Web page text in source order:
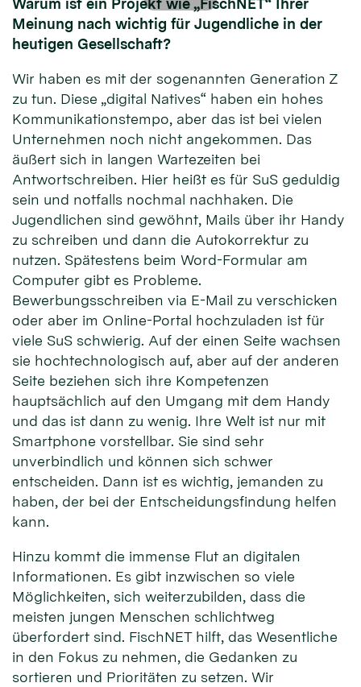
Warum ist ein Projekt wie „FischNET“ Ihrer
Meinung nach wichtig für Jugendliche in der
heutigen Gesellschaft?
Wir haben es mit der sogenannten Generation Z
zu tun. Diese „digital Natives“ haben ein hohes
Kommunikationstempo, aber das ist bei vielen
Unternehmen noch nicht angekommen. Das
äußert sich in langen Wartezeiten bei
Antwortschreiben. Hier heißt es für SuS geduldig
sein und notfalls nochmal nachhaken. Die
Jugendlichen sind gewöhnt, Mails über ihr Handy
zu schreiben und dann die Autokorrektur zu
nutzen. Spätestens beim Word-Formular am
Computer gibt es Probleme.
Bewerbungsschreiben via E-Mail zu verschicken
oder aber im Online-Portal hochzuladen ist für
viele SuS schwierig. Auf der einen Seite wachsen
sie hochtechnologisch auf, aber auf der anderen
Seite beziehen sich ihre Kompetenzen
hauptsächlich auf den Umgang mit dem Handy
und das ist dann zu wenig. Ihre Welt ist nur mit
Smartphone vorstellbar. Sie sind sehr
unverbindlich und können sich schwer
entscheiden. Dann ist es wichtig, jemanden zu
haben, der bei der Entscheidungsfindung helfen
kann.
Hinzu kommt die immense Flut an digitalen
Informationen. Es gibt inzwischen so viele
Möglichkeiten, sich weiterzubilden, dass die
meisten jungen Menschen schlichtweg
überfordert sind. FischNET hilft, das Wesentliche
in den Fokus zu nehmen, die Gedanken zu
sortieren und Prioritäten zu setzen. Wir